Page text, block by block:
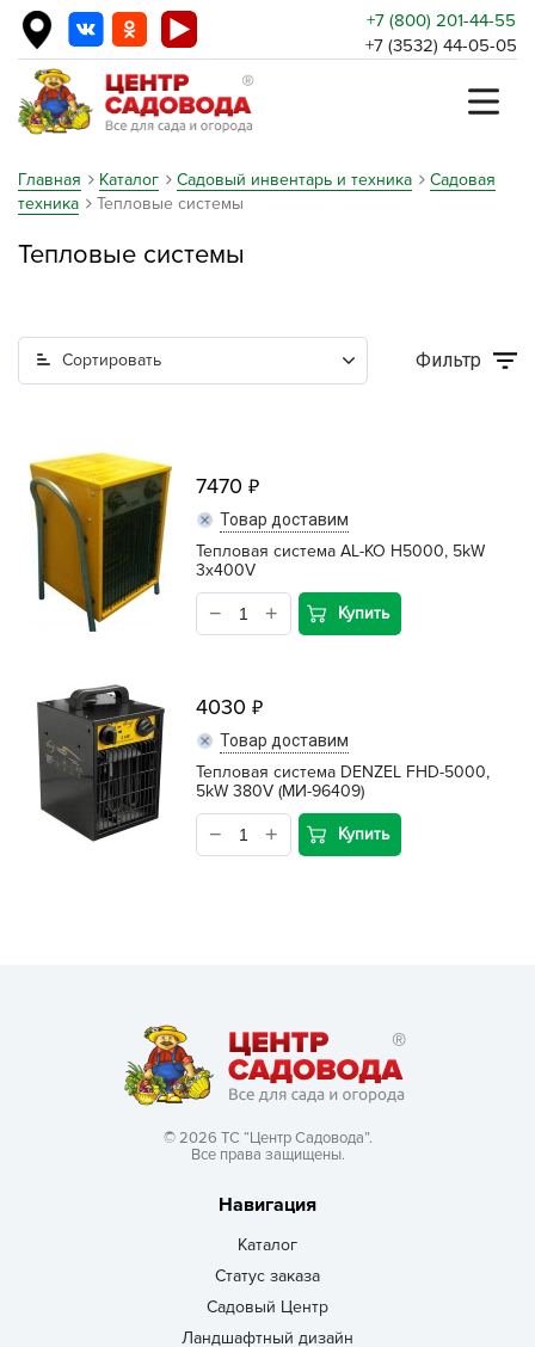
+7 (800) 201-44-55
+7 (3532) 44-05-05
Главная Каталог Садовый инвентарь и техника
Садовая
техника
Тепловые системы
Тепловые системы
Сортировать Фильтр
7470
Товар доставим
Тепловая система AL-KO Н5000, 5kW
3x400V
Купить
4030
Товар доставим
Тепловая система DENZEL FНD-5000,
5kW 380V (МИ-96409)
Купить
© 2026 ТС “Центр Садовода”.
Все права защищены.
Навигация
Каталог
Статус заказа
Садовый Центр
Ландшафтный дизайн